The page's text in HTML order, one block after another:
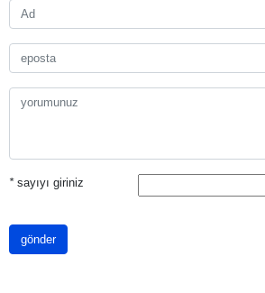
*sayıyı giriniz
gönder